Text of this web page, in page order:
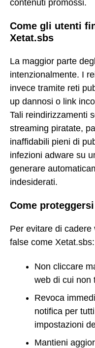
contenuti promossi.
Come gli utenti
Xetat.sbs
La maggior parte
intenzionalmente. I
invece tramite reti
up dannosi o link
Tali reindirizzamenti
streaming piratate,
inaffidabili pieni di
infezioni adware su
generare
indesiderati.
Come proteggersi
Per evitare di
false come Xetat.sbs:
Non cliccare
web di cui non
Revoca
notifica per
impostazioni
Mantieni